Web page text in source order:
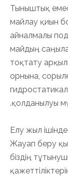
Тыныштық
майлау қиын
айналмалы
майдың
тоқтату
орнына,
қолданылуы
Елу жыл
Жауап беру
біздің